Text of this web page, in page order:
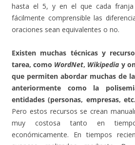
hasta el 5, y en el que cada
fácilmente comprensible las
oraciones sean equivalentes o no.
Existen muchas técnicas y
tarea, como WordNet, Wikipedia y
que permiten abordar muchas de
anteriormente como la
entidades (personas, empresas,
Pero estos recursos se crean
muy costosa tanto en
económicamente. En tiempos